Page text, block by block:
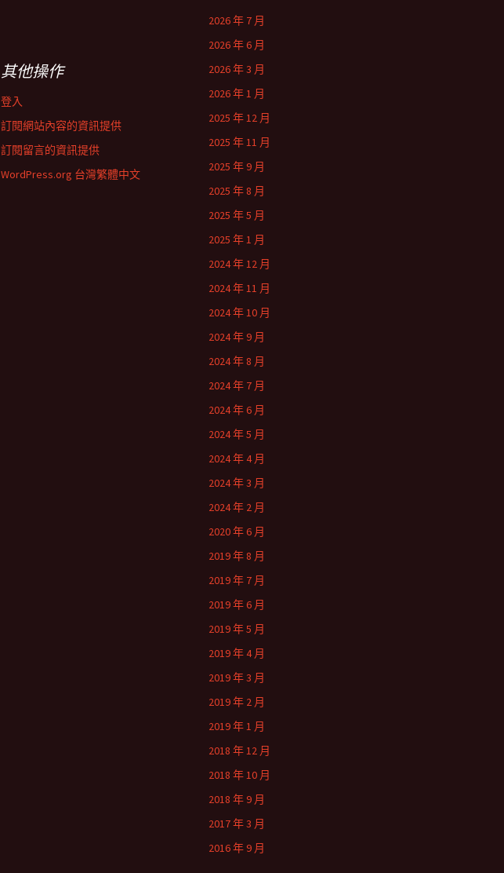
2026 年 7 月
2026 年 6 月
2026 年 3 月
2026 年 1 月
2025 年 12 月
2025 年 11 月
2025 年 9 月
2025 年 8 月
2025 年 5 月
2025 年 1 月
2024 年 12 月
2024 年 11 月
2024 年 10 月
2024 年 9 月
2024 年 8 月
2024 年 7 月
2024 年 6 月
2024 年 5 月
2024 年 4 月
2024 年 3 月
2024 年 2 月
2020 年 6 月
2019 年 8 月
2019 年 7 月
2019 年 6 月
2019 年 5 月
2019 年 4 月
2019 年 3 月
2019 年 2 月
2019 年 1 月
2018 年 12 月
2018 年 10 月
2018 年 9 月
2017 年 3 月
2016 年 9 月
其他操作
登入
訂閱網站內容的資訊提供
訂閱留言的資訊提供
WordPress.org 台灣繁體中文